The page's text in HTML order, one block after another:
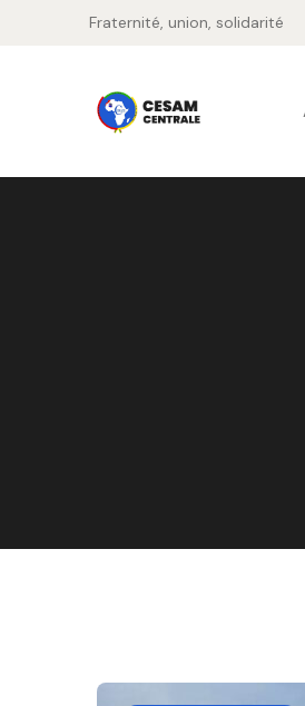
Fraternité, union, solidarité